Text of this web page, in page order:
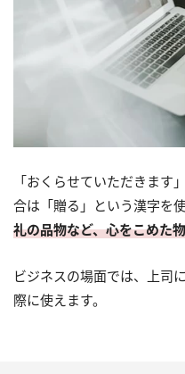
「おくらせていただきます
合は「贈る」という漢字を
礼の品物など、心をこめた
ビジネスの場面では、上司
際に使えます。